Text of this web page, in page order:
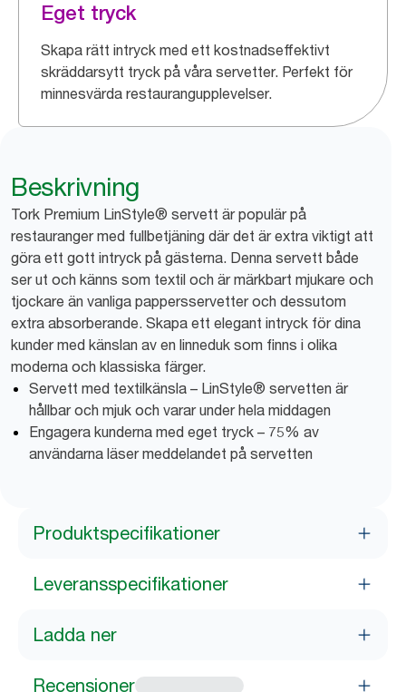
Eget tryck
Skapa rätt intryck med ett kostnadseffektivt
skräddarsytt tryck på våra servetter. Perfekt för
minnesvärda restaurangupplevelser.
Beskrivning
Tork Premium LinStyle® servett är populär på
restauranger med fullbetjäning där det är extra viktigt att
göra ett gott intryck på gästerna. Denna servett både
ser ut och känns som textil och är märkbart mjukare och
tjockare än vanliga pappersservetter och dessutom
extra absorberande. Skapa ett elegant intryck för dina
kunder med känslan av en linneduk som finns i olika
moderna och klassiska färger.
Servett med textilkänsla – LinStyle® servetten är
hållbar och mjuk och varar under hela middagen
Engagera kunderna med eget tryck – 75% av
användarna läser meddelandet på servetten
Produktspecifikationer
Leveransspecifikationer
Ladda ner
Recensioner